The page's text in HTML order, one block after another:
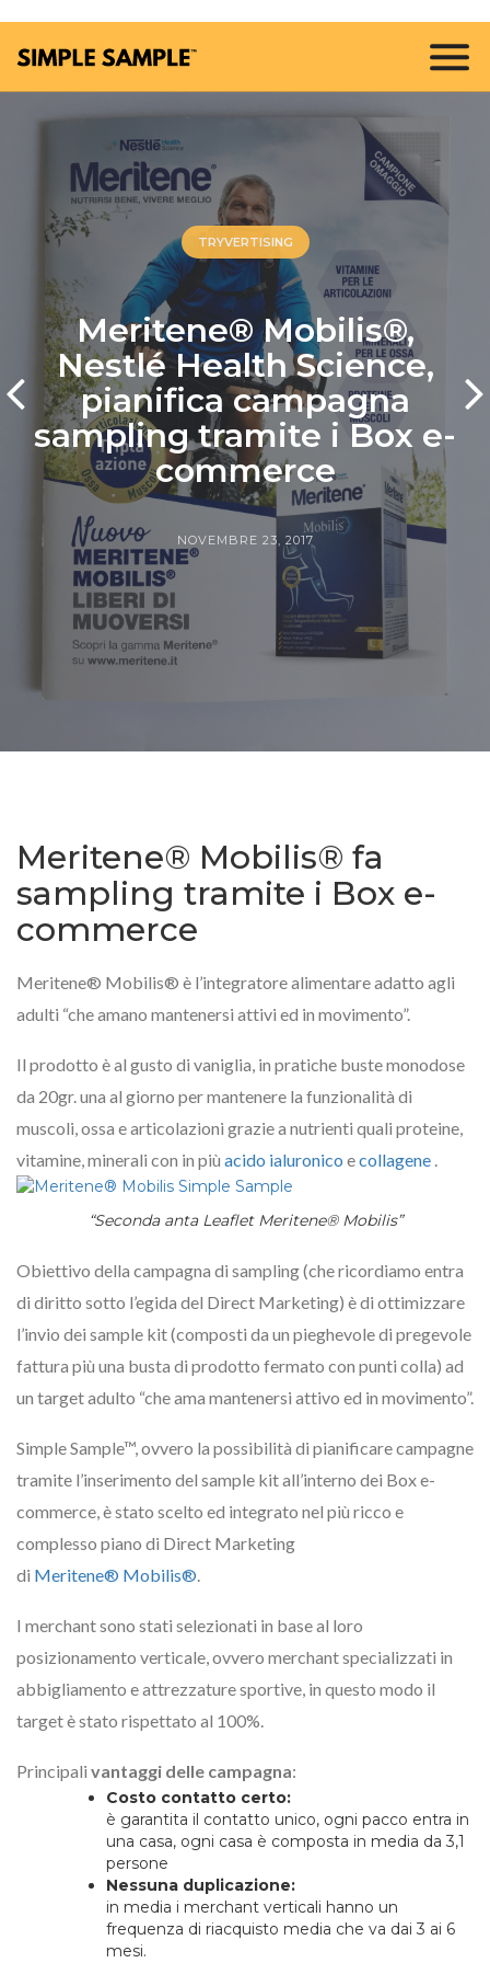
TRYVERTISING
Meritene® Mobilis®,
Nestlé Health Science,
pianifica campagna
sampling tramite i Box e-
commerce
NOVEMBRE 23, 2017
Meritene® Mobilis® fa
sampling tramite i Box e-
commerce
Meritene® Mobilis® è l’integratore alimentare adatto agli
adulti “che amano mantenersi attivi ed in movimento”.
Il prodotto è al gusto di vaniglia, in pratiche buste monodose
da 20gr. una al giorno per mantenere la funzionalità di
muscoli, ossa e articolazioni grazie a nutrienti quali proteine,
vitamine, minerali con in più acido ialuronico ecollagene .
“Seconda anta Leaflet Meritene® Mobilis”
Obiettivo della campagna di sampling (che ricordiamo entra
di diritto sotto l’egida del Direct Marketing) è di ottimizzare
l’invio dei sample kit (composti da un pieghevole di pregevole
fattura più una busta di prodotto fermato con punti colla) ad
un target adulto “che ama mantenersi attivo ed in movimento”.
Simple Sample™, ovvero la possibilità di pianificare campagne
tramite l’inserimento del sample kit all’interno dei Box e-
commerce, è stato scelto ed integrato nel più ricco e
complesso piano di Direct Marketing
di Meritene® Mobilis®.
I merchant sono stati selezionati in base al loro
posizionamento verticale, ovvero merchant specializzati in
abbigliamento e attrezzature sportive, in questo modo il
target è stato rispettato al 100%.
Principali vantaggi delle campagna:
Costo contatto certo:
è garantita il contatto unico, ogni pacco entra in
una casa, ogni casa è composta in media da 3,1
persone
Nessuna duplicazione:
in media i merchant verticali hanno un
frequenza di riacquisto media che va dai 3 ai 6
mesi.